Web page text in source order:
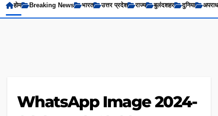
होम Breaking News भारत उत्तर प्रदेश राज्य बुलंदशहर दुनिया अपराध
WhatsApp Image 2024-